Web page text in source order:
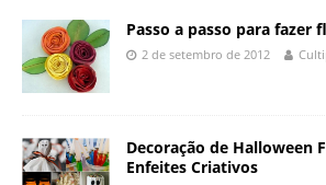
Passo a passo para fazer
2 de setembro de 2012
Decoração de Halloween
Enfeites Criativos